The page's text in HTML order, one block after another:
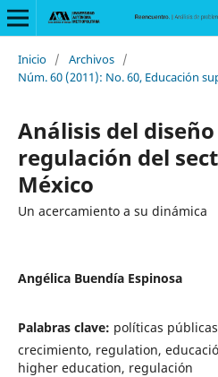
Inicio / Archivos /
Núm. 60 (2011): No. 60, Educación
Análisis del
regulación del
México
Un acercamiento a su dinámica
Angélica Buendía Espinosa
Palabras clave: políticas
crecimiento, regulation,
higher education, regulación